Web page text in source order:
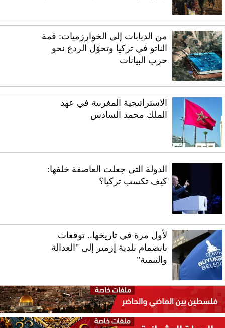
من الدبابات إلى الخوارزميات: قمة
الناتو في تركيا وتحوّل الردع نحو
حرب البيانات
الاستراتيجية المغربية في عهد
الملك محمد السادس
الدولة التي جعلت العاصفة خلفها:
كيف تكسب تركيا؟
لأول مرة في تاريخها.. توقعات
بانضمام بلدية إزمير إلى "العدالة
والتنمية"